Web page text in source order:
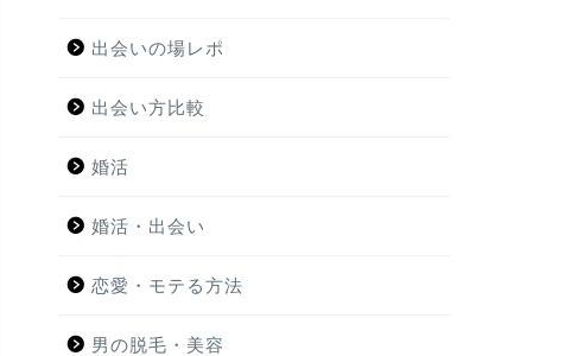
出会いの場レポ
出会い方比較
婚活
婚活・出会い
恋愛・モテる方法
男の脱毛・美容